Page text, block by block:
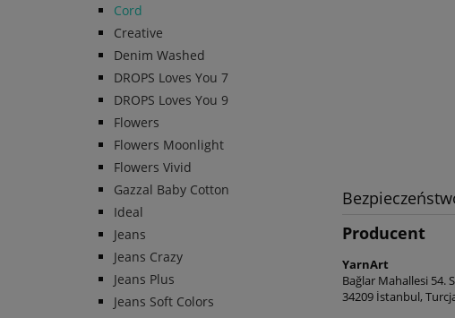
Cord
Creative
Denim Washed
DROPS Loves You 7
DROPS Loves You 9
Flowers
Flowers Moonlight
Flowers Vivid
Gazzal Baby Cotton
Ideal
Jeans
Jeans Crazy
Jeans Plus
Jeans Soft Colors
Producent
YarnArt
Bağlar Mahallesi 54.
34209 İstanbul,